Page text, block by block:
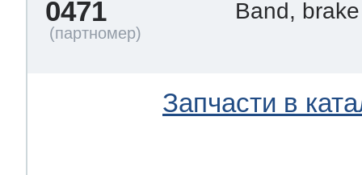
0471 Band,
Запчасти в